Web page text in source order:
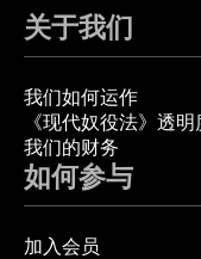
关于我们
我们如何运作
《现代奴役法》透
我们的财务
如何参与
加入会员